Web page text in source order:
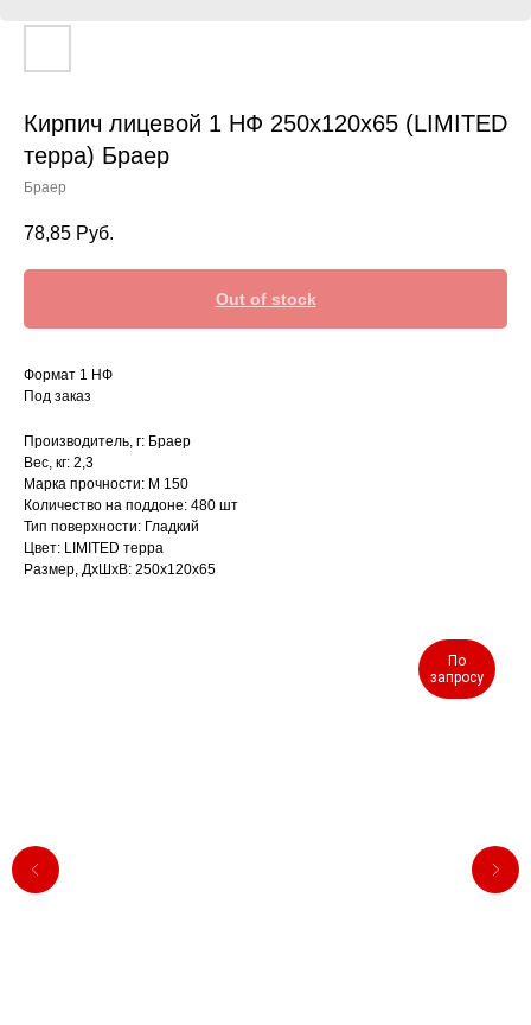
Кирпич лицевой 1 НФ 250х120х65 (LIMITED
терра) Браер
Браер
78,85 Руб.
Out of stock
Формат 1 НФ
Под заказ
Производитель, г: Браер
Вес, кг: 2,3
Марка прочности: М 150
Количество на поддоне: 480 шт
Тип поверхности: Гладкий
Цвет: LIMITED терра
Размер, ДхШхВ: 250х120х65
По
запросу